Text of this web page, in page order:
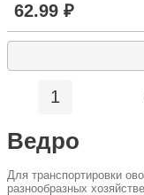
62.99 ₽
1
Ведро
Для транспортировки
разнообразных